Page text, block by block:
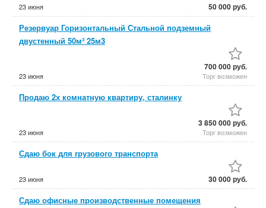
23 июня 50 000 руб.
Резервуар Горизонтальный Стальной подземный
двустенный 50м³ 25м3
23 июня
700 000 руб.
Торг возможен
Продаю 2х комнатную квартиру, сталинку
23 июня
3 850 000 руб.
Торг возможен
Сдаю бок для грузового транспорта
23 июня 30 000 руб.
Сдаю офисные производственные помещения